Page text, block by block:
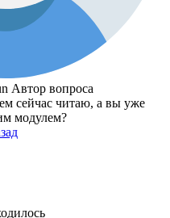
Автор вопроса
сейчас читаю, а вы уже
модулем?